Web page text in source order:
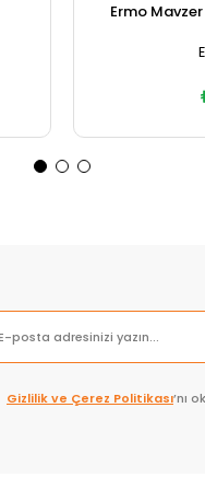
Ermo
Gizlilik ve Çerez Politikası’nı